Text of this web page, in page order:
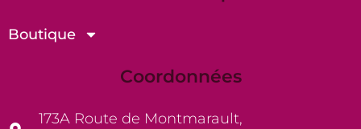
Boutique
Coordonnées
173A Route de Montmarault,